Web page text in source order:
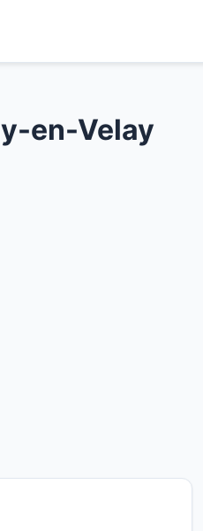
en-Velay